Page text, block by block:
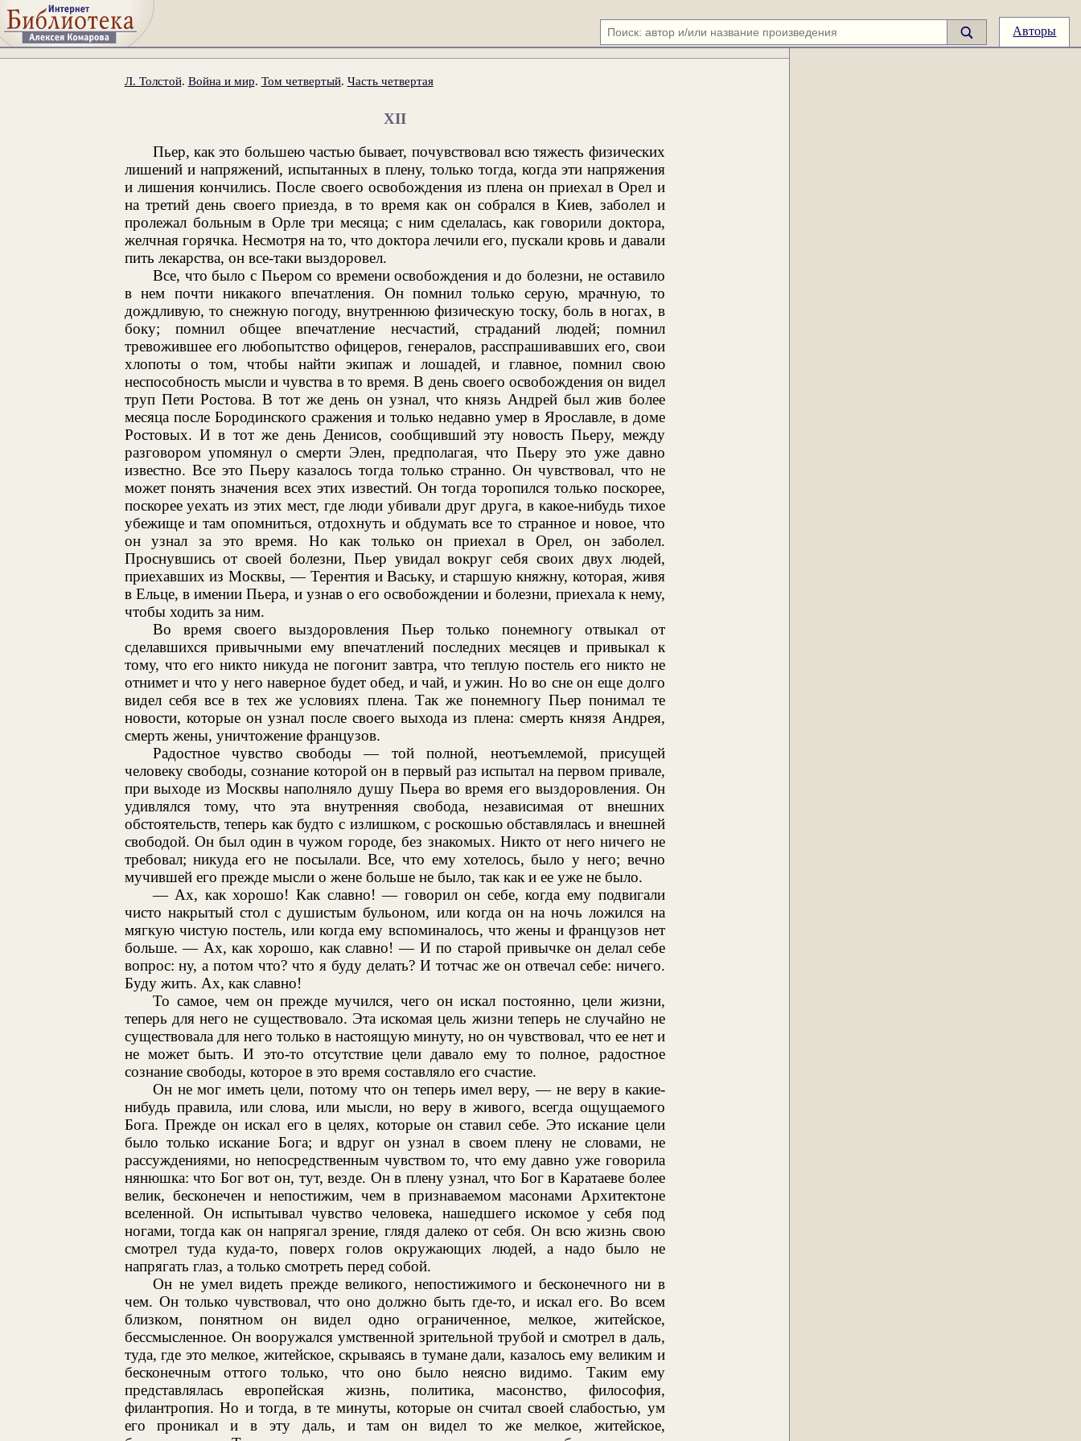
Авторы
Л. Толстой. Война и мир. Том четвертый. Часть четвертая
XII
Пьер, как это большею частью бывает, почувствовал всю тяжесть физических
лишений и напряжений, испытанных в плену, только тогда, когда эти напряжения
и лишения кончились. После своего освобождения из плена он приехал в Орел и
на третий день своего приезда, в то время как он собрался в Киев, заболел и
пролежал больным в Орле три месяца; с ним сделалась, как говорили доктора,
желчная горячка. Несмотря на то, что доктора лечили его, пускали кровь и давали
пить лекарства, он все-таки выздоровел.
Все, что было с Пьером со времени освобождения и до болезни, не оставило
в нем почти никакого впечатления. Он помнил только серую, мрачную, то
дождливую, то снежную погоду, внутреннюю физическую тоску, боль в ногах, в
боку; помнил общее впечатление несчастий, страданий людей; помнил
тревожившее его любопытство офицеров, генералов, расспрашивавших его, свои
хлопоты о том, чтобы найти экипаж и лошадей, и главное, помнил свою
неспособность мысли и чувства в то время. В день своего освобождения он видел
труп Пети Ростова. В тот же день он узнал, что князь Андрей был жив более
месяца после Бородинского сражения и только недавно умер в Ярославле, в доме
Ростовых. И в тот же день Денисов, сообщивший эту новость Пьеру, между
разговором упомянул о смерти Элен, предполагая, что Пьеру это уже давно
известно. Все это Пьеру казалось тогда только странно. Он чувствовал, что не
может понять значения всех этих известий. Он тогда торопился только поскорее,
поскорее уехать из этих мест, где люди убивали друг друга, в какое-нибудь тихое
убежище и там опомниться, отдохнуть и обдумать все то странное и новое, что
он узнал за это время. Но как только он приехал в Орел, он заболел.
Проснувшись от своей болезни, Пьер увидал вокруг себя своих двух людей,
приехавших из Москвы, — Терентия и Ваську, и старшую княжну, которая, живя
в Ельце, в имении Пьера, и узнав о его освобождении и болезни, приехала к нему,
чтобы ходить за ним.
Во время своего выздоровления Пьер только понемногу отвыкал от
сделавшихся привычными ему впечатлений последних месяцев и привыкал к
тому, что его никто никуда не погонит завтра, что теплую постель его никто не
отнимет и что у него наверное будет обед, и чай, и ужин. Но во сне он еще долго
видел себя все в тех же условиях плена. Так же понемногу Пьер понимал те
новости, которые он узнал после своего выхода из плена: смерть князя Андрея,
смерть жены, уничтожение французов.
Радостное чувство свободы — той полной, неотъемлемой, присущей
человеку свободы, сознание которой он в первый раз испытал на первом привале,
при выходе из Москвы наполняло душу Пьера во время его выздоровления. Он
удивлялся тому, что эта внутренняя свобода, независимая от внешних
обстоятельств, теперь как будто с излишком, с роскошью обставлялась и внешней
свободой. Он был один в чужом городе, без знакомых. Никто от него ничего не
требовал; никуда его не посылали. Все, что ему хотелось, было у него; вечно
мучившей его прежде мысли о жене больше не было, так как и ее уже не было.
— Ах, как хорошо! Как славно! — говорил он себе, когда ему подвигали
чисто накрытый стол с душистым бульоном, или когда он на ночь ложился на
мягкую чистую постель, или когда ему вспоминалось, что жены и французов нет
больше. — Ах, как хорошо, как славно! — И по старой привычке он делал себе
вопрос: ну, а потом что? что я буду делать? И тотчас же он отвечал себе: ничего.
Буду жить. Ах, как славно!
То самое, чем он прежде мучился, чего он искал постоянно, цели жизни,
теперь для него не существовало. Эта искомая цель жизни теперь не случайно не
существовала для него только в настоящую минуту, но он чувствовал, что ее нет и
не может быть. И это-то отсутствие цели давало ему то полное, радостное
сознание свободы, которое в это время составляло его счастие.
Он не мог иметь цели, потому что он теперь имел веру, — не веру в какие-
нибудь правила, или слова, или мысли, но веру в живого, всегда ощущаемого
Бога. Прежде он искал его в целях, которые он ставил себе. Это искание цели
было только искание Бога; и вдруг он узнал в своем плену не словами, не
рассуждениями, но непосредственным чувством то, что ему давно уже говорила
нянюшка: что Бог вот он, тут, везде. Он в плену узнал, что Бог в Каратаеве более
велик, бесконечен и непостижим, чем в признаваемом масонами Архитектоне
вселенной. Он испытывал чувство человека, нашедшего искомое у себя под
ногами, тогда как он напрягал зрение, глядя далеко от себя. Он всю жизнь свою
смотрел туда куда-то, поверх голов окружающих людей, а надо было не
напрягать глаз, а только смотреть перед собой.
Он не умел видеть прежде великого, непостижимого и бесконечного ни в
чем. Он только чувствовал, что оно должно быть где-то, и искал его. Во всем
близком, понятном он видел одно ограниченное, мелкое, житейское,
бессмысленное. Он вооружался умственной зрительной трубой и смотрел в даль,
туда, где это мелкое, житейское, скрываясь в тумане дали, казалось ему великим и
бесконечным оттого только, что оно было неясно видимо. Таким ему
представлялась европейская жизнь, политика, масонство, философия,
филантропия. Но и тогда, в те минуты, которые он считал своей слабостью, ум
его проникал и в эту даль, и там он видел то же мелкое, житейское,